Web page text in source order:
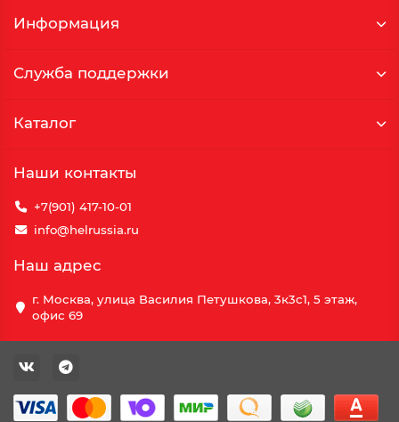
Информация
Служба поддержки
Каталог
Наши контакты
+7(901) 417-10-01
info@helrussia.ru
Наш адрес
г. Москва, улица Василия Петушкова, 3к3c1, 5 этаж,
офис 69